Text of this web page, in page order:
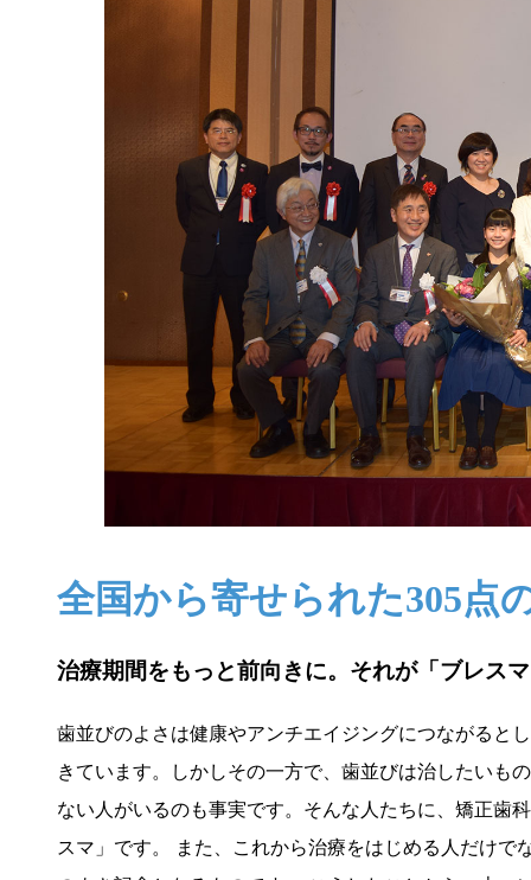
全国から寄せられた305点
治療期間をもっと前向きに。それが「ブレス
歯並びのよさは健康やアンチエイジングにつながると
きています。しかしその一方で、歯並びは治したいも
ない人がいるのも事実です。そんな人たちに、矯正歯
スマ」です。 また、これから治療をはじめる人だけ